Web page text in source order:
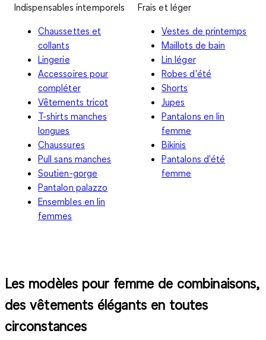
Indispensables intemporels
Chaussettes et
collants
Lingerie
Accessoires pour
compléter
Vêtements tricot
T-shirts manches
longues
Chaussures
Pull sans manches
Soutien-gorge
Pantalon palazzo
Ensembles en lin
femmes
Frais et léger
Vestes de printemps
Maillots de bain
Lin léger
Robes d'été
Shorts
Jupes
Pantalons en lin
femme
Bikinis
Pantalons d'été
femme
Les modèles pour femme de combinaisons,
des vêtements élégants en toutes
circonstances